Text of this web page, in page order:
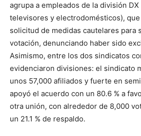
agrupa a empleados de la división
televisores y electrodomésticos),
solicitud de medidas cautelares para
votación, denunciando haber sido
Asimismo, entre los dos sindicatos
evidenciaron divisiones: el sindicato
unos 57,000 afiliados y fuerte en
apoyó el acuerdo con un 80.6 % a
otra unión, con alrededor de 8,000
un 21.1 % de respaldo.